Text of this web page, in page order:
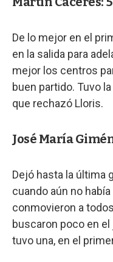
De lo mejor en el
en la salida para
mejor los centros
buen partido. Tuvo
que rechazó Lloris.
José María
Dejó hasta la última
cuando aún no
conmovieron a
buscaron poco en
tuvo una, en el